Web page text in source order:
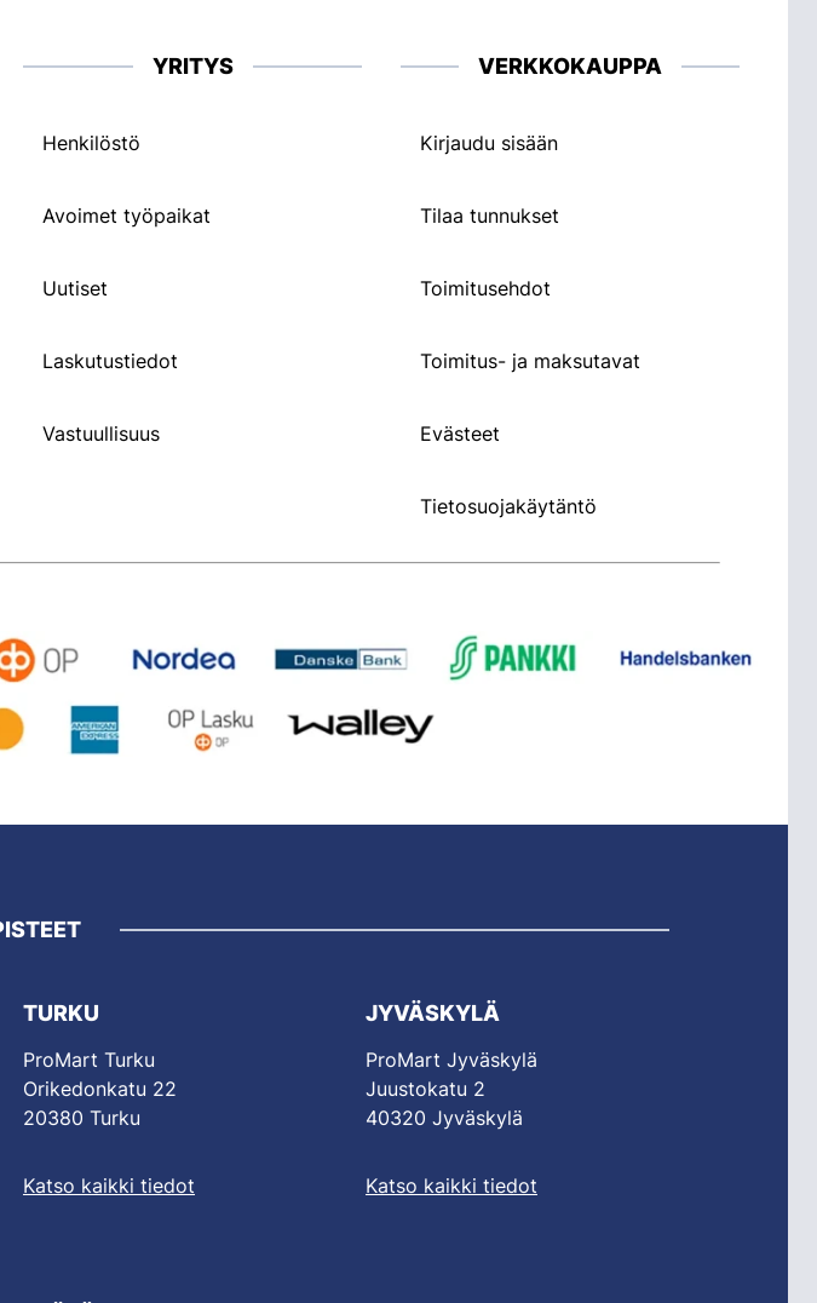
YRITYS
Henkilöstö
Avoimet työpaikat
Uutiset
Laskutustiedot
Vastuullisuus
VERKKOKAUPPA
Kirjaudu sisään
Tilaa tunnukset
Toimitusehdot
Toimitus- ja maksutavat
Evästeet
Tietosuojakäytäntö
TURKU
ProMart Turku
Orikedonkatu 22
20380 Turku
Katso kaikki tiedot
JYVÄSKYLÄ
ProMart Jyväskylä
Juustokatu 2
40320 Jyväskylä
Katso kaikki tiedot